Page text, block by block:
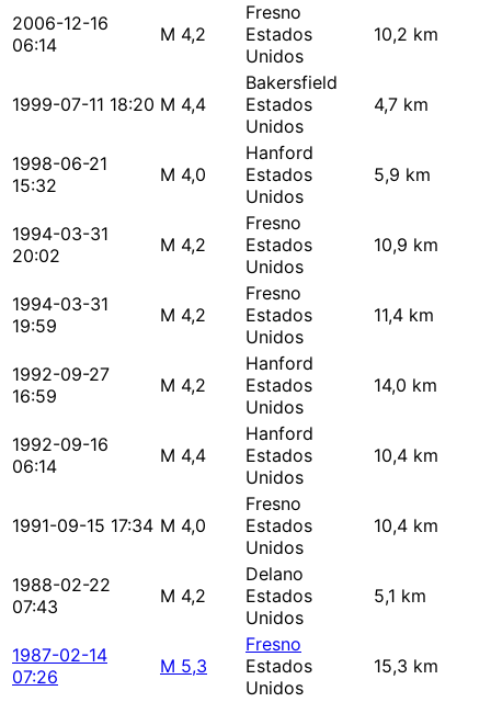
2006-12-16
06:14
M 4,2
Fresno
Estados
Unidos
10,2 km
1999-07-11 18:20 M 4,4
Bakersfield
Estados
Unidos
4,7 km
1998-06-21
15:32
M 4,0
Hanford
Estados
Unidos
5,9 km
1994-03-31
20:02
M 4,2
Fresno
Estados
Unidos
10,9 km
1994-03-31
19:59
M 4,2
Fresno
Estados
Unidos
11,4 km
1992-09-27
16:59
M 4,2
Hanford
Estados
Unidos
14,0 km
1992-09-16
06:14
M 4,4
Hanford
Estados
Unidos
10,4 km
1991-09-15 17:34 M 4,0
Fresno
Estados
Unidos
10,4 km
1988-02-22
07:43
M 4,2
Delano
Estados
Unidos
5,1 km
1987-02-14
07:26
M 5,3
Fresno
Estados
Unidos
15,3 km